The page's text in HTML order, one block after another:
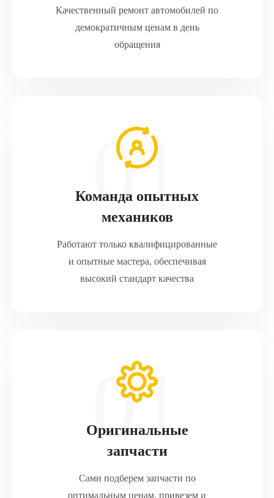
Качественный ремонт автомобилей по
демократичным ценам в день
обращения
Команда опытных
механиков
Работают только квалифицированные
и опытные мастера, обеспечивая
высокий стандарт качества
Оригинальные
запчасти
Сами подберем запчасти по
оптимальным ценам, привезем и